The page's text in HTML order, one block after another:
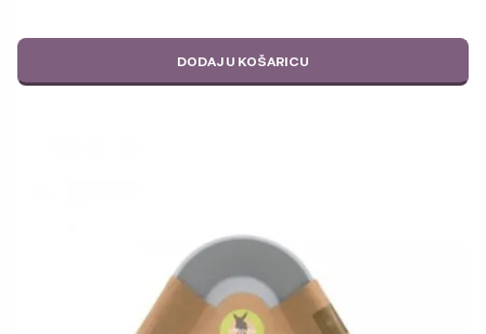
29,95 €.
DODAJ U KOŠARICU